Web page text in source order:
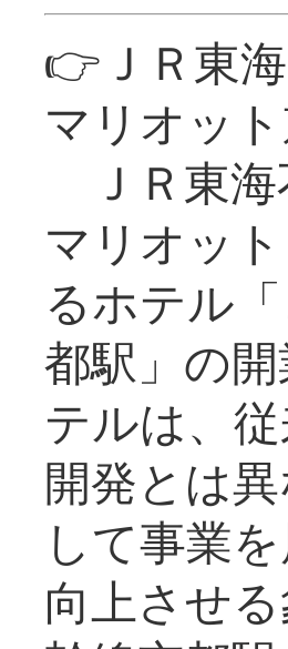
👉ＪＲ東
マリオッ
ＪＲ東海
マリオッ
るホテル
都駅」の
テルは、
開発とは
して事業
向上させ